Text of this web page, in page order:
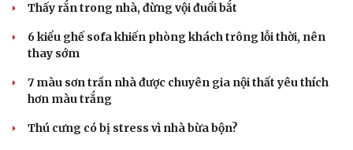
Thấy rắn trong nhà, đừng vội đuổi bắt
6 kiểu ghế sofa khiến phòng khách trông lỗi thời, nên
thay sớm
7 màu sơn trần nhà được chuyên gia nội thất yêu thích
hơn màu trắng
Thú cưng có bị stress vì nhà bừa bộn?